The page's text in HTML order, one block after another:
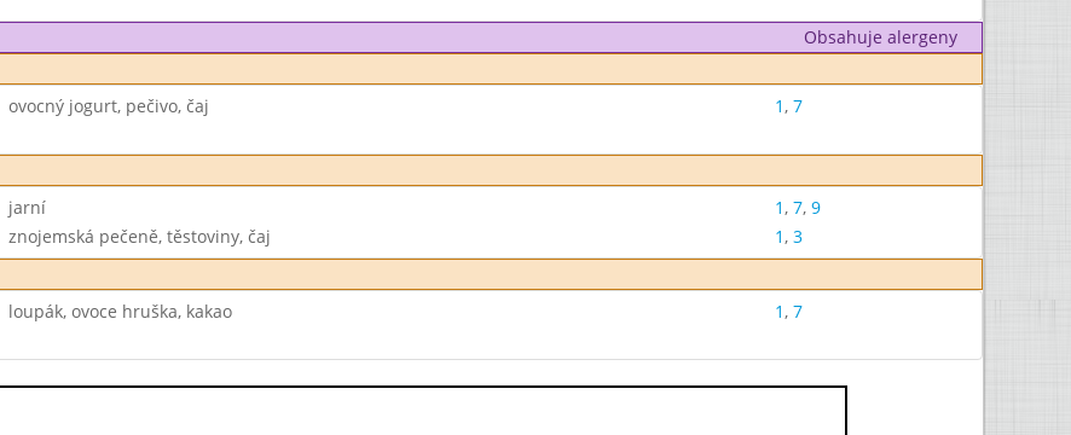
Obsahuje alergeny
ovocný jogurt, pečivo, čaj 1, 7
jarní 1, 7, 9
znojemská pečeně, těstoviny, čaj 1, 3
loupák, ovoce hruška, kakao 1, 7